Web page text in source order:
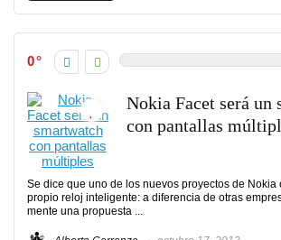
0
Nokia Facet será un
con pantallas
Se dice que uno de los nuevos proyectos de Nokia
propio reloj inteligente: a diferencia de otras
mente una propuesta ...